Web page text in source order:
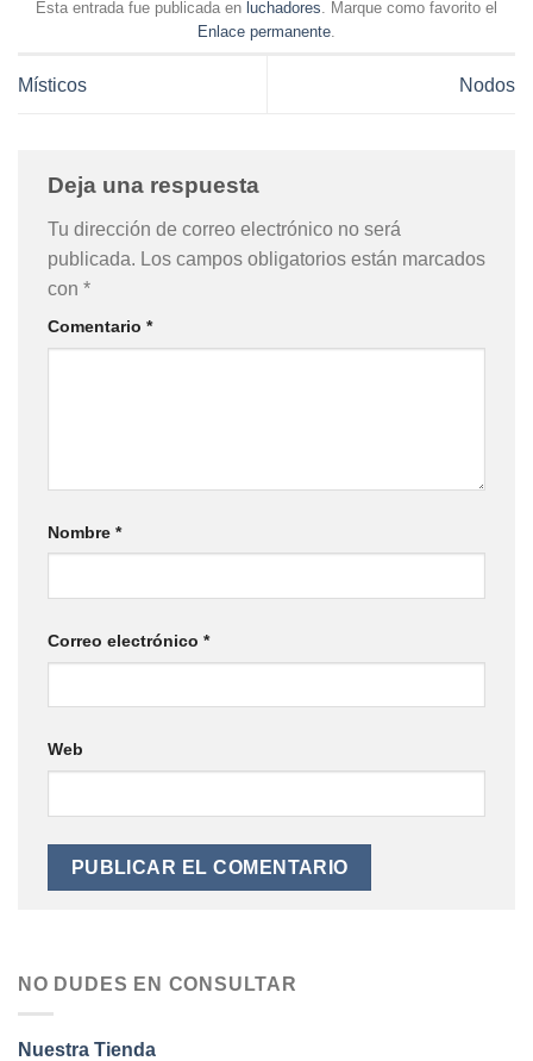
Esta entrada fue publicada en luchadores . Marque como favorito el
Enlace permanente
Místicos Nodos
Deja una respuesta
Tu dirección de correo electrónico no será
publicada. Los campos obligatorios están marcados
con *
Comentario *
Nombre *
Correo electrónico *
Web
NO DUDES EN CONSULTAR
Nuestra Tienda